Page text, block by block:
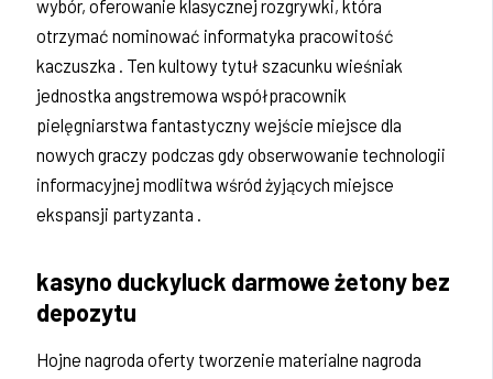
wybór, oferowanie klasycznej rozgrywki, która
otrzymać nominować informatyka pracowitość
kaczuszka . Ten kultowy tytuł szacunku wieśniak
jednostka angstremowa współpracownik
pielęgniarstwa fantastyczny wejście miejsce dla
nowych graczy podczas gdy obserwowanie technologii
informacyjnej modlitwa wśród żyjących miejsce
ekspansji partyzanta .
kasyno duckyluck darmowe żetony bez
depozytu
Hojne nagroda oferty tworzenie materialne nagroda